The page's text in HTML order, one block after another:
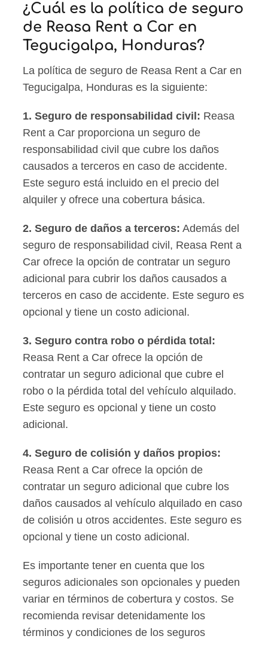
¿Cuál es la política de seguro
de Reasa Rent a Car en
Tegucigalpa, Honduras?
La política de seguro de Reasa Rent a Car en
Tegucigalpa, Honduras es la siguiente:
1. Seguro de responsabilidad civil: Reasa
Rent a Car proporciona un seguro de
responsabilidad civil que cubre los daños
causados a terceros en caso de accidente.
Este seguro está incluido en el precio del
alquiler y ofrece una cobertura básica.
2. Seguro de daños a terceros: Además del
seguro de responsabilidad civil, Reasa Rent a
Car ofrece la opción de contratar un seguro
adicional para cubrir los daños causados a
terceros en caso de accidente. Este seguro es
opcional y tiene un costo adicional.
3. Seguro contra robo o pérdida total:
Reasa Rent a Car ofrece la opción de
contratar un seguro adicional que cubre el
robo o la pérdida total del vehículo alquilado.
Este seguro es opcional y tiene un costo
adicional.
4. Seguro de colisión y daños propios:
Reasa Rent a Car ofrece la opción de
contratar un seguro adicional que cubre los
daños causados al vehículo alquilado en caso
de colisión u otros accidentes. Este seguro es
opcional y tiene un costo adicional.
Es importante tener en cuenta que los
seguros adicionales son opcionales y pueden
variar en términos de cobertura y costos. Se
recomienda revisar detenidamente los
términos y condiciones de los seguros